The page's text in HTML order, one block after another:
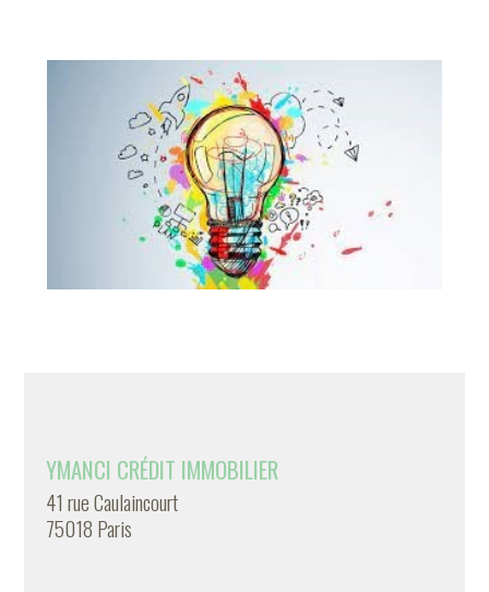
YMANCI CRÉDIT IMMOBILIER
41 rue Caulaincourt
75018 Paris